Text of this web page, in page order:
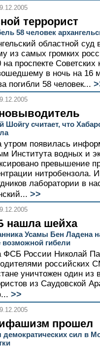
террорист
58 человек
областной суд
из самых громких
проспекте Советских
в ночь на 16
погибли 58 человек...
Шойгу считает, что
утром появилась
Института водных и
превышение
нитробензола.
лаборатории в
>>
нашла шейха
Усамы Бен Ладена
возможной гибели
ФСБ России Николай
российских
уничтожен один
из Саудовской
>>
прошел
демократических сил в